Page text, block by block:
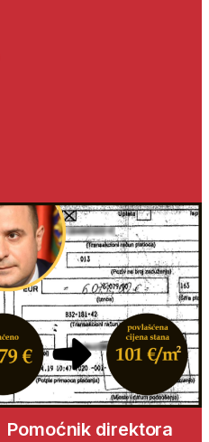
Pomoćnik direktora